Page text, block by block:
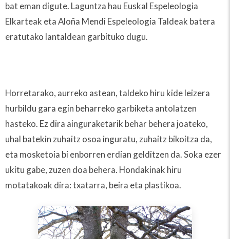
bat eman digute. Laguntza hau Euskal Espeleologia
Elkarteak eta Aloña Mendi Espeleologia Taldeak batera
eratutako lantaldean garbituko dugu.
Horretarako, aurreko astean, taldeko hiru kide leizera
hurbildu gara egin beharreko garbiketa antolatzen
hasteko. Ez dira ainguraketarik behar behera joateko,
uhal batekin zuhaitz osoa inguratu, zuhaitz bikoitza da,
eta mosketoia bi enborren erdian gelditzen da. Soka ezer
ukitu gabe, zuzen doa behera. Hondakinak hiru
motatakoak dira: txatarra, beira eta plastikoa.